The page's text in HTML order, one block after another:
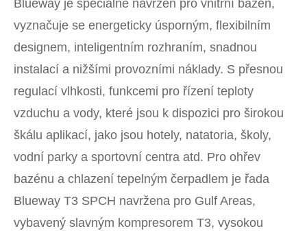
Blueway je speciálně navržen pro vnitřní bazén,
vyznačuje se energeticky úsporným, flexibilním
designem, inteligentním rozhraním, snadnou
instalací a nižšími provozními náklady. S přesnou
regulací vlhkosti, funkcemi pro řízení teploty
vzduchu a vody, které jsou k dispozici pro širokou
škálu aplikací, jako jsou hotely, natatoria, školy,
vodní parky a sportovní centra atd. Pro ohřev
bazénu a chlazení tepelným čerpadlem je řada
Blueway T3 SPCH navržena pro Gulf Areas,
vybavený slavným kompresorem T3, vysokou